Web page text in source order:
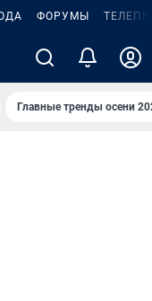
ФОРУМЫ
Главные тренды осени